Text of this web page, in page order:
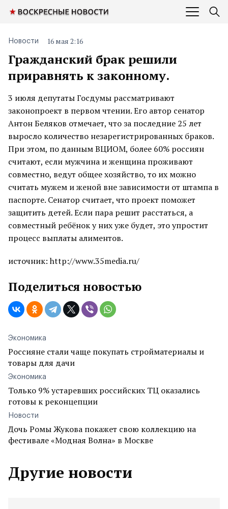
Гражданский брак решили
приравнять к законному.
Новости 16 мая 2:16
3 июля депутаты Госдумы рассматривают
законопроект в первом чтении. Его автор сенатор
Антон Беляков отмечает, что за последние 25 лет
выросло количество незарегистрированных браков.
При этом, по данным ВЦИОМ, более 60% россиян
считают, если мужчина и женщина проживают
совместно, ведут общее хозяйство, то их можно
считать мужем и женой вне зависимости от штампа в
паспорте. Сенатор считает, что проект поможет
защитить детей. Если пара решит расстаться, а
совместный ребёнок у них уже будет, это упростит
процесс выплаты алиментов.
источник: http://www.35media.ru/
Поделиться новостью
Экономика
Россияне стали чаще покупать стройматериалы и
товары для дачи
Экономика
Только 9% устаревших российских ТЦ оказались
готовы к реконцепции
Новости
Дочь Ромы Жукова покажет свою коллекцию на
фестивале «Модная Волна» в Москве
Другие новости